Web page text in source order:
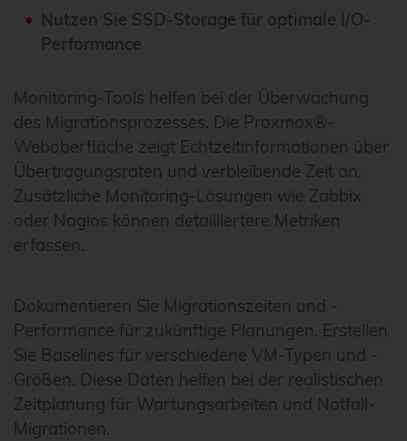
Nutzen Sie SSD-Storage für optimale I/O-
Performance
Monitoring-Tools helfen bei der Überwachung
des Migrationsprozesses. Die Proxmox®-
Weboberfläche zeigt Echtzeitinformationen über
Übertragungsraten und verbleibende Zeit an.
Zusätzliche Monitoring-Lösungen wie Zabbix
oder Nagios können detailliertere Metriken
erfassen.
Dokumentieren Sie Migrationszeiten und -
Performance für zukünftige Planungen. Erstellen
Sie Baselines für verschiedene VM-Typen und -
Größen. Diese Daten helfen bei der realistischen
Zeitplanung für Wartungsarbeiten und Notfall-
Migrationen.